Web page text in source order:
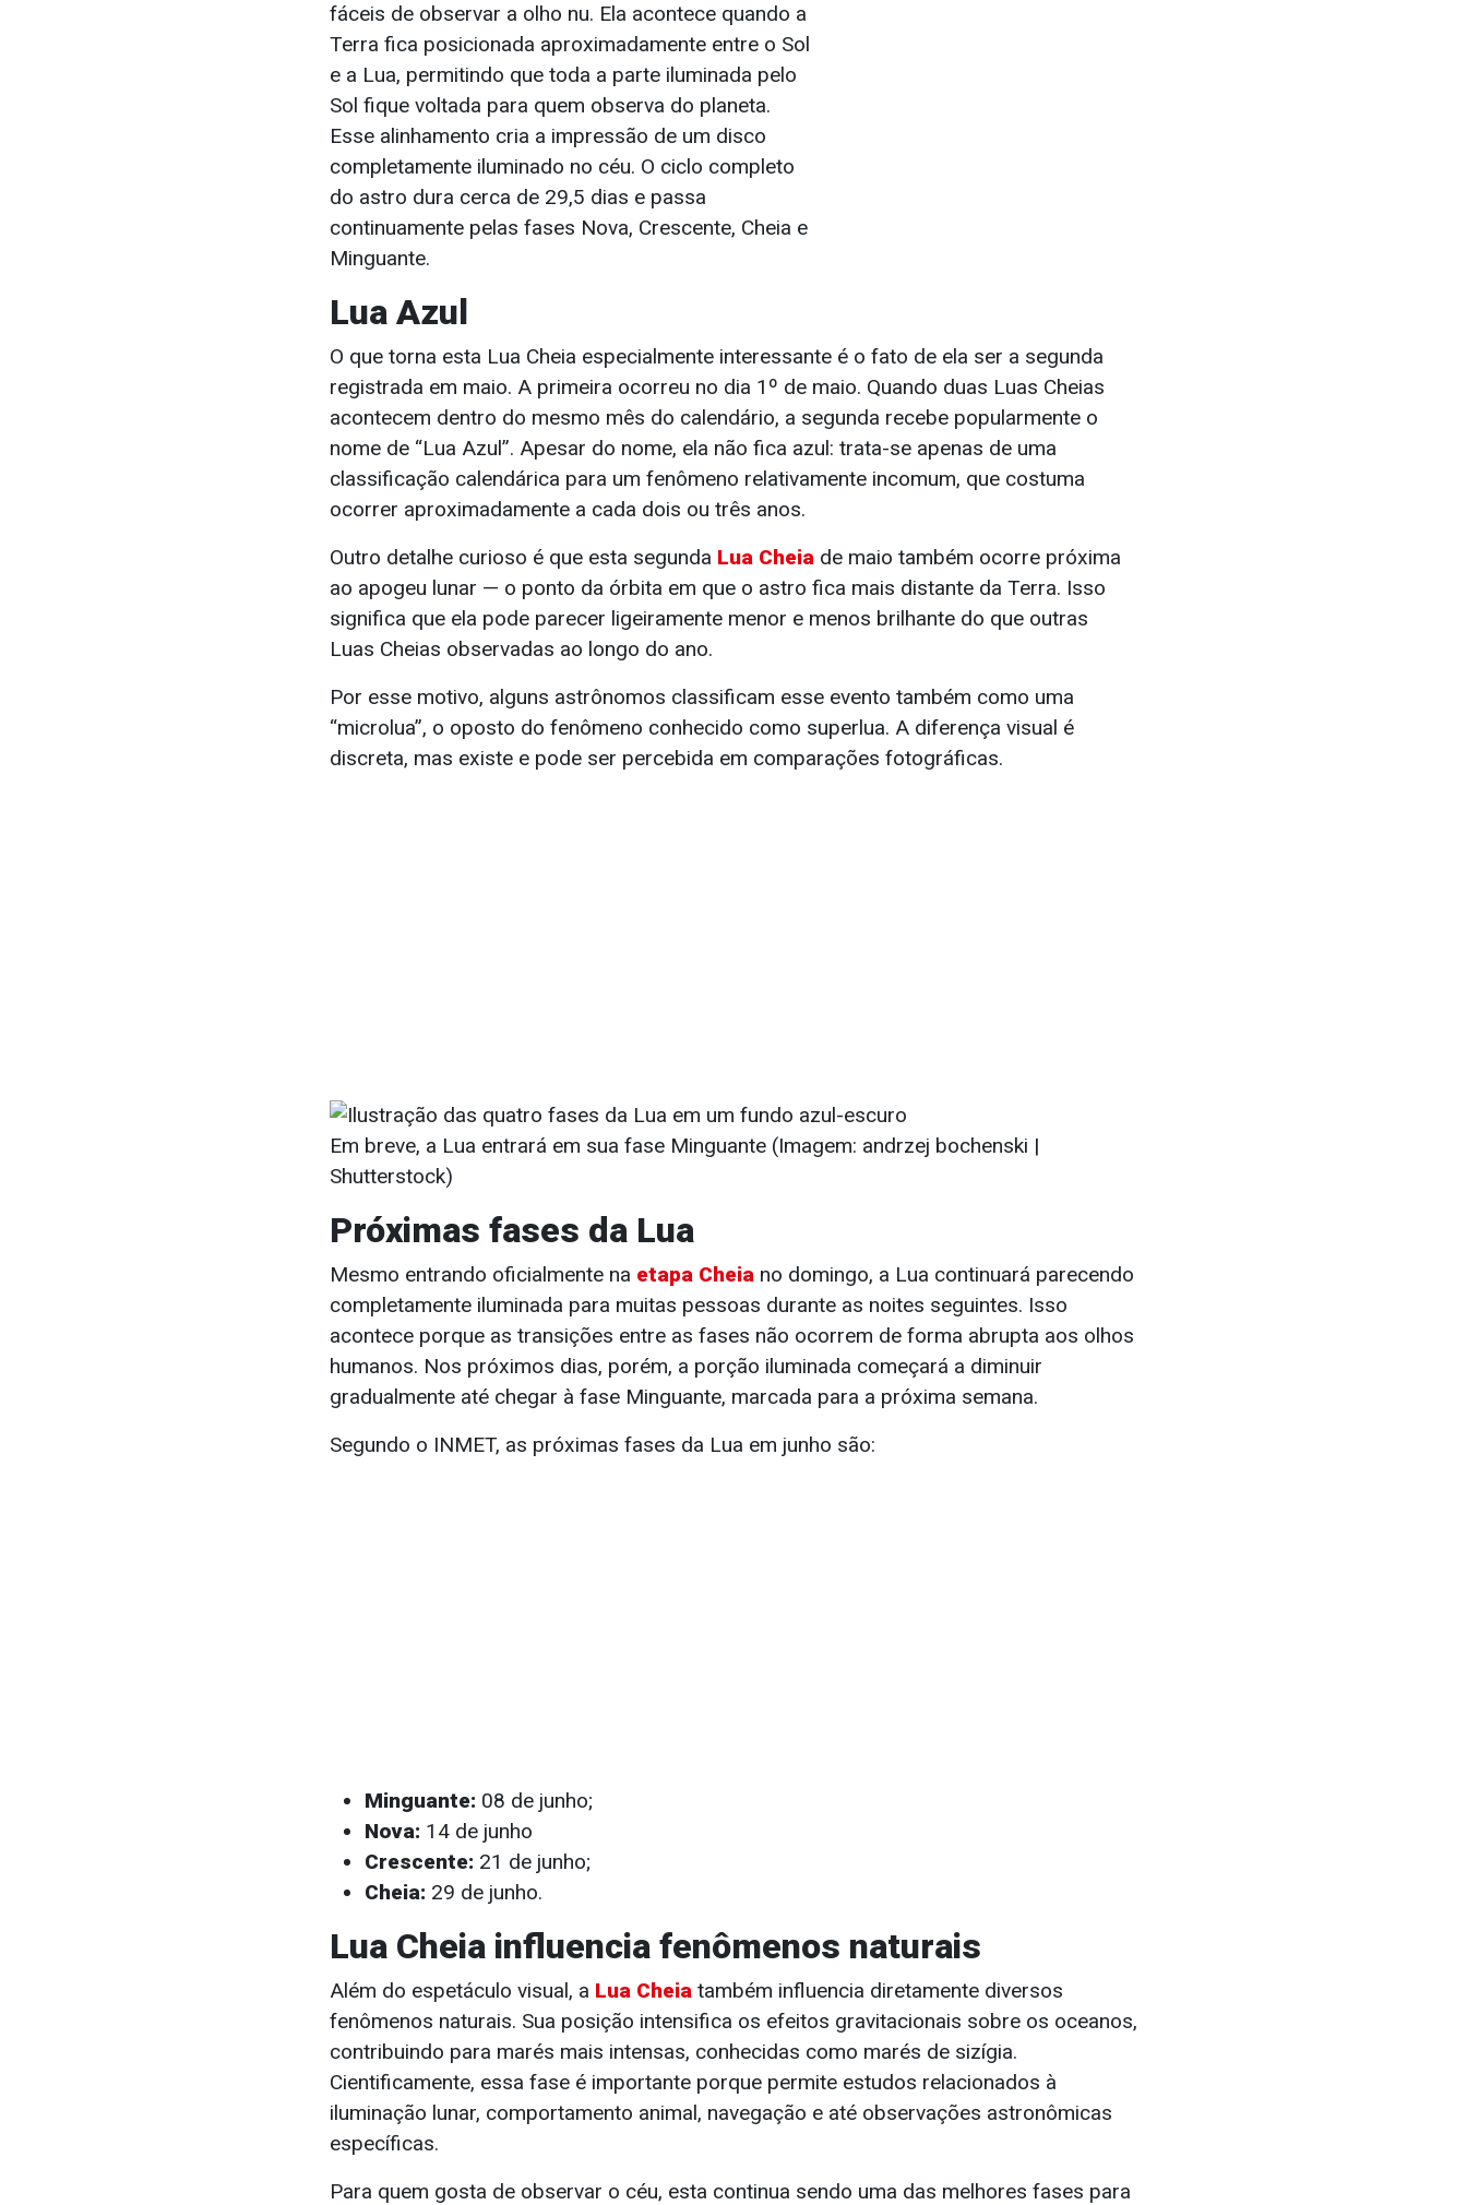
fáceis de observar a olho nu. Ela acontece quando a
Terra fica posicionada aproximadamente entre o Sol
e a Lua, permitindo que toda a parte iluminada pelo
Sol fique voltada para quem observa do planeta.
Esse alinhamento cria a impressão de um disco
completamente iluminado no céu. O ciclo completo
do astro dura cerca de 29,5 dias e passa
continuamente pelas fases Nova, Crescente, Cheia e
Minguante.
Lua Azul
O que torna esta Lua Cheia especialmente interessante é o fato de ela ser a segunda
registrada em maio. A primeira ocorreu no dia 1º de maio. Quando duas Luas Cheias
acontecem dentro do mesmo mês do calendário, a segunda recebe popularmente o
nome de “Lua Azul”. Apesar do nome, ela não fica azul: trata-se apenas de uma
classificação calendárica para um fenômeno relativamente incomum, que costuma
ocorrer aproximadamente a cada dois ou três anos.
Outro detalhe curioso é que esta segunda Lua Cheia de maio também ocorre próxima
ao apogeu lunar — o ponto da órbita em que o astro fica mais distante da Terra. Isso
significa que ela pode parecer ligeiramente menor e menos brilhante do que outras
Luas Cheias observadas ao longo do ano.
Por esse motivo, alguns astrônomos classificam esse evento também como uma
“microlua”, o oposto do fenômeno conhecido como superlua. A diferença visual é
discreta, mas existe e pode ser percebida em comparações fotográficas.
Em breve, a Lua entrará em sua fase Minguante (Imagem: andrzej bochenski |
Shutterstock)
Próximas fases da Lua
Mesmo entrando oficialmente na etapa Cheia no domingo, a Lua continuará parecendo
completamente iluminada para muitas pessoas durante as noites seguintes. Isso
acontece porque as transições entre as fases não ocorrem de forma abrupta aos olhos
humanos. Nos próximos dias, porém, a porção iluminada começará a diminuir
gradualmente até chegar à fase Minguante, marcada para a próxima semana.
Segundo o INMET, as próximas fases da Lua em junho são:
Minguante: 08 de junho;
Nova: 14 de junho
Crescente: 21 de junho;
Cheia: 29 de junho.
Lua Cheia influencia fenômenos naturais
Além do espetáculo visual, a Lua Cheia também influencia diretamente diversos
fenômenos naturais. Sua posição intensifica os efeitos gravitacionais sobre os oceanos,
contribuindo para marés mais intensas, conhecidas como marés de sizígia.
Cientificamente, essa fase é importante porque permite estudos relacionados à
iluminação lunar, comportamento animal, navegação e até observações astronômicas
específicas.
Para quem gosta de observar o céu, esta continua sendo uma das melhores fases para